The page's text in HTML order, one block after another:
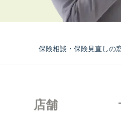
保険相談・保険見直しの
店舗